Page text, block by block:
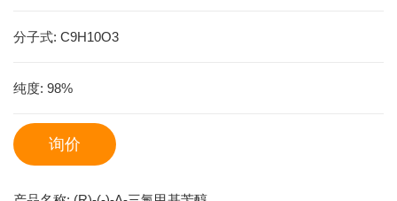
分子式: C9H10O3
纯度: 98%
询价